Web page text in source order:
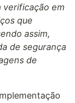
verificação em
que
assim,
de segurança
de